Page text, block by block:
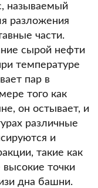
называемый
разложения
части.
сырой нефти
температуре
пар в
того как
он остывает, и
различные
и
такие как
точки
дна башни.